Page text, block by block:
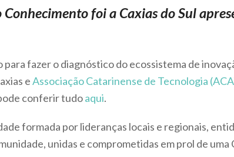
foi a Caxias do Sul
fazer o diagnóstico do ecossistema de
eAssociação Catarinense de Tecnologia
conferir tudoaqui.
formada por lideranças locais e regionais,
unidas e comprometidas em prol de uma